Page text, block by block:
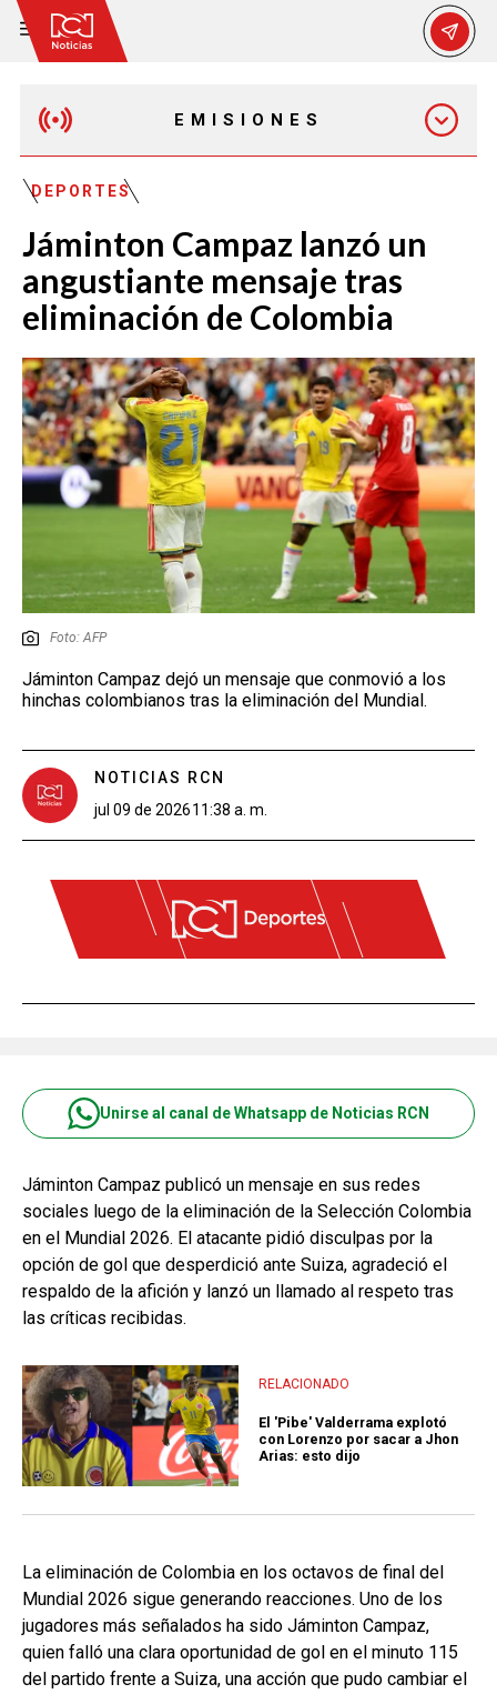
EMISIONES
EMISIÓN 12:30 PM
EMISIÓN 7:00 PM
EMISIÓN 11:30 PM
DEPORTES
Jáminton Campaz lanzó un
angustiante mensaje tras
eliminación de Colombia
Foto: AFP
Jáminton Campaz dejó un mensaje que conmovió a los
hinchas colombianos tras la eliminación del Mundial.
NOTICIAS RCN
jul 09 de 202611:38 a. m.
Unirse al canal de Whatsapp de Noticias RCN
Jáminton Campaz publicó un mensaje en sus redes
sociales luego de la eliminación de la Selección Colombia
en el Mundial 2026. El atacante pidió disculpas por la
opción de gol que desperdició ante Suiza, agradeció el
respaldo de la afición y lanzó un llamado al respeto tras
las críticas recibidas.
RELACIONADO
El 'Pibe' Valderrama explotó
con Lorenzo por sacar a Jhon
Arias: esto dijo
La eliminación de Colombia en los octavos de final del
Mundial 2026 sigue generando reacciones. Uno de los
jugadores más señalados ha sido Jáminton Campaz,
quien falló una clara oportunidad de gol en el minuto 115
del partido frente a Suiza, una acción que pudo cambiar el